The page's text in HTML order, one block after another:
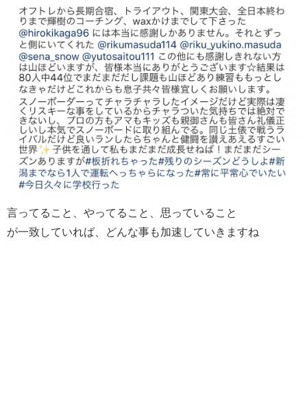
言ってること、やってること、思っていること
が一致していれば、どんな事も加速していきますね